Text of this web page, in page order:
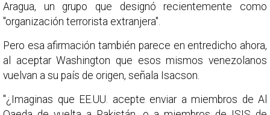
Aragua, un grupo que designó recientemente como
"organización terrorista extranjera".
Pero esa afirmación también parece en entredicho ahora,
al aceptar Washington que esos mismos venezolanos
vuelvan a su país de origen, señala Isacson.
"¿Imaginas que EE.UU. acepte enviar a miembros de Al